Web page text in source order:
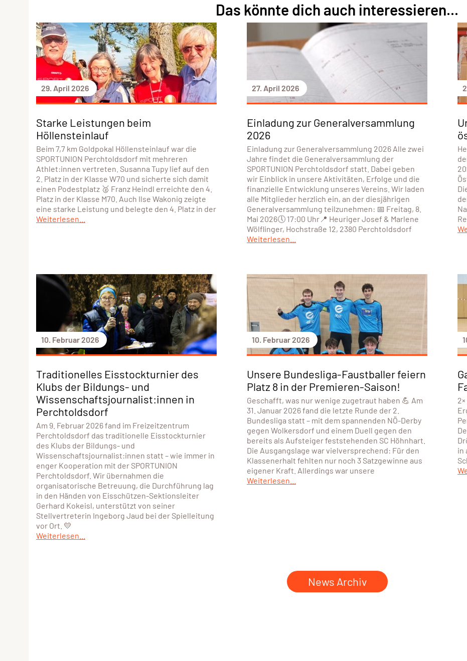
Das könnte dich auch interessieren...
29. April 2026
Starke Leistungen beim
Höllensteinlauf
Beim 7,7 km Goldpokal Höllensteinlauf war die
SPORTUNION Perchtoldsdorf mit mehreren
Athlet:innen vertreten. Susanna Tupy lief auf den
2. Platz in der Klasse W70 und sicherte sich damit
einen Podestplatz 🥈 Franz Heindl erreichte den 4.
Platz in der Klasse M70. Auch Ilse Wakonig zeigte
eine starke Leistung und belegte den 4. Platz in der
Weiterlesen...
27. April 2026
Einladung zur Generalversammlung
2026
Einladung zur Generalversammlung 2026 Alle zwei
Jahre findet die Generalversammlung der
SPORTUNION Perchtoldsdorf statt. Dabei geben
wir Einblick in unsere Aktivitäten, Erfolge und die
finanzielle Entwicklung unseres Vereins. Wir laden
alle Mitglieder herzlich ein, an der diesjährigen
Generalversammlung teilzunehmen: 📅 Freitag, 8.
Mai 2026🕔 17:00 Uhr📍 Heuriger Josef & Marlene
Wölflinger, Hochstraße 12, 2380 Perchtoldsdorf
Weiterlesen...
10. Februar 2026
Traditionelles Eisstockturnier des
Klubs der Bildungs- und
Wissenschaftsjournalist:innen in
Perchtoldsdorf
Am 9. Februar 2026 fand im Freizeitzentrum
Perchtoldsdorf das traditionelle Eisstockturnier
des Klubs der Bildungs- und
Wissenschaftsjournalist:innen statt – wie immer in
enger Kooperation mit der SPORTUNION
Perchtoldsdorf. Wir übernahmen die
organisatorische Betreuung, die Durchführung lag
in den Händen von Eisschützen-Sektionsleiter
Gerhard Kokeisl, unterstützt von seiner
Stellvertreterin Ingeborg Jaud bei der Spielleitung
vor Ort. 💛
Weiterlesen...
10. Februar 2026
Unsere Bundesliga-Faustballer feiern
Platz 8 in der Premieren-Saison!
Geschafft, was nur wenige zugetraut haben 💪 Am
31. Januar 2026 fand die letzte Runde der 2.
Bundesliga statt – mit dem spannenden NÖ-Derby
gegen Wolkersdorf und einem Duell gegen den
bereits als Aufsteiger feststehenden SC Höhnhart.
Die Ausgangslage war vielversprechend: Für den
Klassenerhalt fehlten nur noch 3 Satzgewinne aus
eigener Kraft. Allerdings war unsere
Weiterlesen...
in
News Archiv